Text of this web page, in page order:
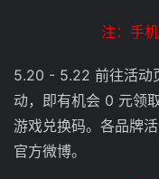
注：手
5.20 - 5.22 前往活动
动，即有机会 0 元领
游戏兑换码。各品牌
官方微博。